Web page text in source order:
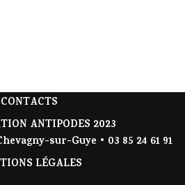
CONTACTS
ANTIPODES 2023
sur-Guye • 03 85 24 61 91
LÉGALES